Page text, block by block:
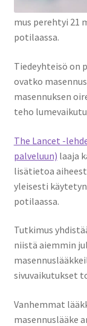
mus perehtyi 21
potilaassa.
Tiedeyhteisö on
ovatko
masennuksen
teho
The Lancet -
palveluun) laaja
lisätietoa
yleisesti
potilaassa.
Tutkimus
niistä aiemmin
sivuvaikutukset
Vanhemmat
masennuslääke